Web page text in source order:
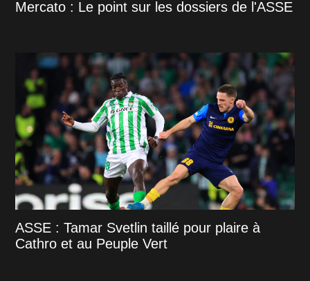
Mercato : Le point sur les dossiers de l'ASSE
ASSE : Tamar Svetlin taillé pour plaire à
Cathro et au Peuple Vert